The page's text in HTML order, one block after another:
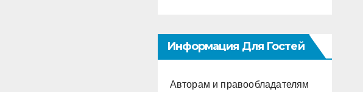
Информация Для Гостей
Авторам и правообладателям